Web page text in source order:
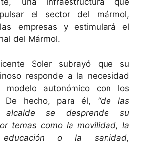
el sector del mármol,
empresas y estimulará el
del Mármol.
Soler subrayó que su
responde a la necesidad
autonómico con los
De hecho, para él, “de las
alcalde se desprende su
temas como la movilidad, la
o la sanidad,